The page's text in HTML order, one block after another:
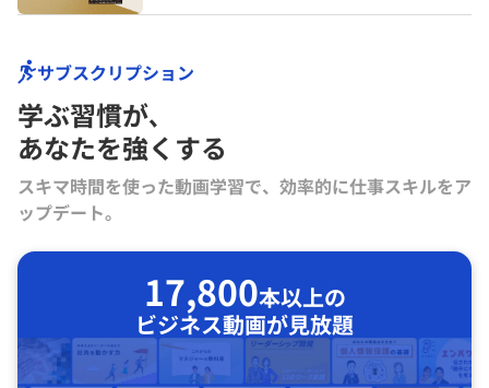
サブスクリプション
学ぶ習慣が､
あなたを強くする
スキマ時間を使った動画学習で、効率的に仕事スキルをア
ップデート。
17,800本以上の
ビジネス動画が見放題